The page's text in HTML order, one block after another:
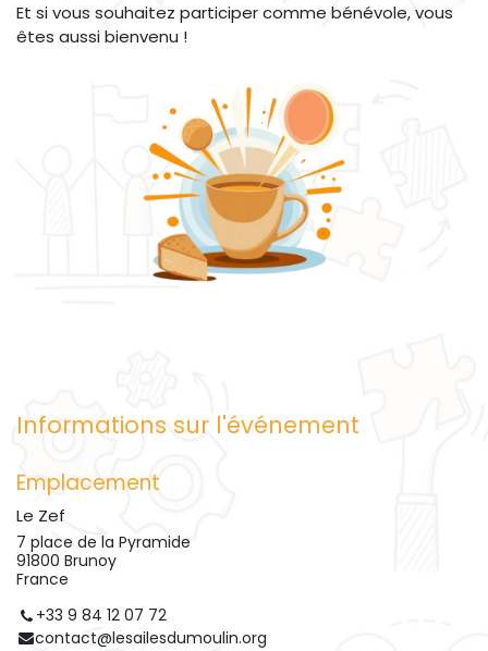
Et si vous souhaitez participer comme bénévole, vous
êtes aussi bienvenu !
Informations sur l'événement
Emplacement
Le Zef
7 place de la Pyramide
91800 Brunoy
France
+33 9 84 12 07 72
contact@lesailesdumoulin.org